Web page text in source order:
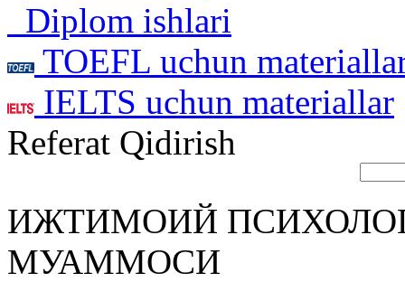
Diplom ishlari
TOEFL uchun
IELTS uchun materiallar
Referat Qidirish
ИЖТИМОИЙ
МУАММОСИ